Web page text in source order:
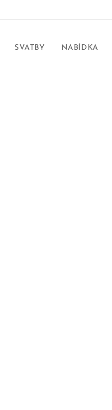
SVATBY NABÍDKA